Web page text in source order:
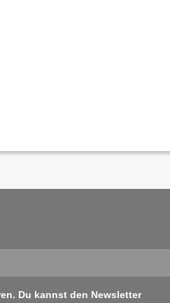
Du kannst den Newsletter